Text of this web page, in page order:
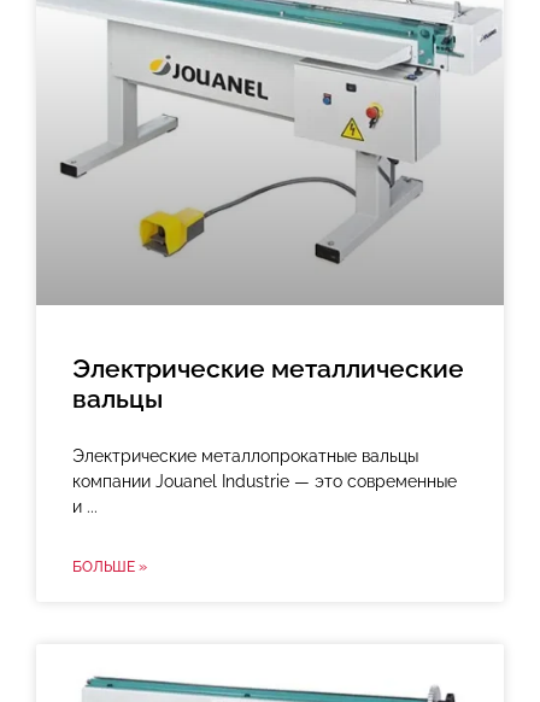
Электрические металлические
вальцы
Электрические металлопрокатные вальцы
компании Jouanel Industrie — это современные
и
БОЛЬШЕ »